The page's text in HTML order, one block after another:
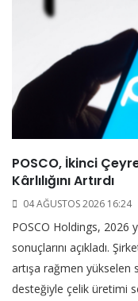
POSCO, İkinci
Kârlılığını Artırdı
04 AĞUSTOS 2026 16:24
POSCO Holdings, 2026
sonuçlarını açıkladı.
artışa rağmen yükselen
desteğiyle çelik üretimi